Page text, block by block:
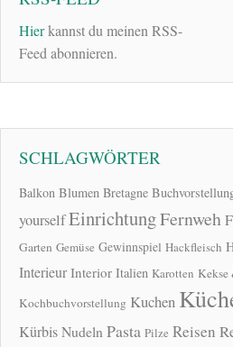
Hierkannst du meinen RSS-
Feed abonnieren.
SCHLAGWÖRTER
Balkon Blumen Bretagne
yourselfEinrichtungFernweh
Garten Gemüse Gewinnspiel Hackfleisch
Interieur Interior Italien Karotten Kekse
Kochbuchvorstellung Kuchen
KürbisNudeln Pasta Pilze Reisen